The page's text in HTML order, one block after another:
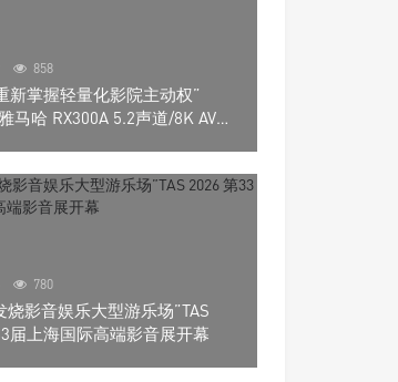
858
新掌握轻量化影院主动权”
马哈 RX300A 5.2声道/8K AV放
780
烧影音娱乐大型游乐场”TAS
届上海国际高端影音展开幕